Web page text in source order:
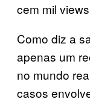
cem mil
Como diz a
apenas um
no mundo
casos